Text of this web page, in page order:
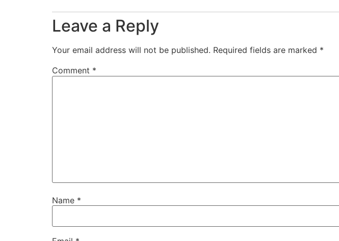
Leave a Reply
Your email address will not be published. Required fields are marked *
Comment *
Name *